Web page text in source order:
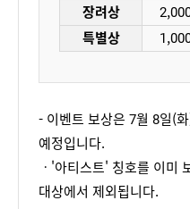
장려상
특별상
- 이벤트 보상은 7월 8일(
예정입니다.
ㆍ'아티스트' 칭호를 이미
대상에서 제외됩니다.